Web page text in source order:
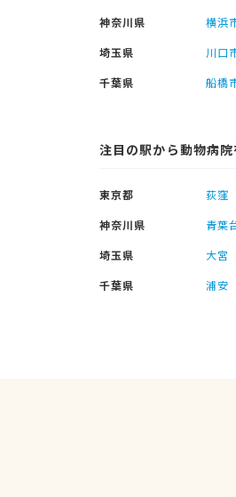
神奈川県 横浜
埼玉県
川口
千葉県
船橋
注目の駅から動物病院
東京都 荻窪
神奈川県
青葉
埼玉県
大宮
千葉県
浦安